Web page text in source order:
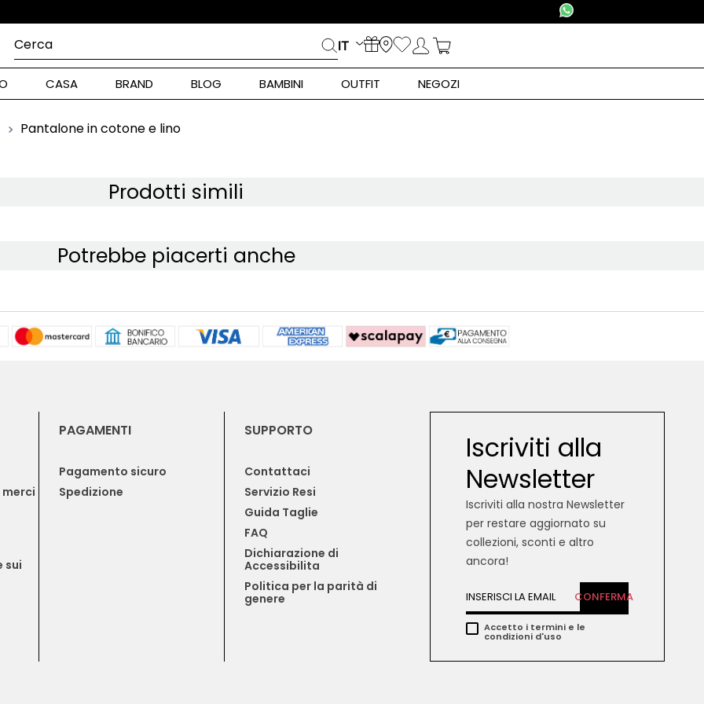
Cerca
IT
CASA BRAND BLOG BAMBINI OUTFIT NEGOZI
Pantalone in cotone e lino
Prodotti simili
Potrebbe piacerti anche
sui
PAGAMENTI
Pagamento sicuro
Spedizione
SUPPORTO
Contattaci
Servizio Resi
Guida Taglie
FAQ
Dichiarazione di
Accessibilita
Politica per la parità di
genere
Iscriviti alla
Newsletter
Iscriviti alla nostra Newsletter
per restare aggiornato su
collezioni, sconti e altro
ancora!
CONFERMA
Accetto i termini e le
condizioni d'uso
FREQUENTI
Lauren
Barth
Max Mara
Model